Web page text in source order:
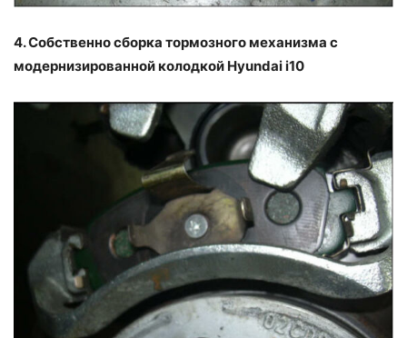
4. Собственно сборка тормозного механизма с
модернизированной колодкой Hyundai i10